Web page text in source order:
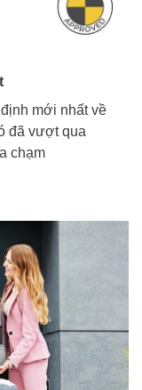
mới nhất về
đã vượt qua
chạm